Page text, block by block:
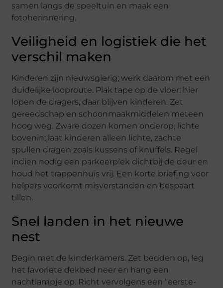
samen langs de speeltuin en maak een
fotoherinnering.
Veiligheid en logistiek die het
verschil maken
Kinderen zijn nieuwsgierig; werk daarom met een
duidelijke looproute. Plak tape op de vloer: hier
lopen de dragers, daar blijven kinderen. Zet
gereedschap en schoonmaakmiddelen meteen
hoog weg. Zware dozen komen onderop, lichte
bovenin; laat kinderen alleen lichte, zachte
spullen dragen zoals kussens of knuffels. Regel
indien nodig een parkeerplek dichtbij de deur en
houd het trappenhuis vrij. Een korte briefing voor
helpers voorkomt misverstanden en bespaart
tillen.
Snel landen in het nieuwe
nest
Begin met de kinderkamers. Zet bedden op, leg
het favoriete dekbed neer en hang een
nachtlampje op. Richt vervolgens een “eerste-